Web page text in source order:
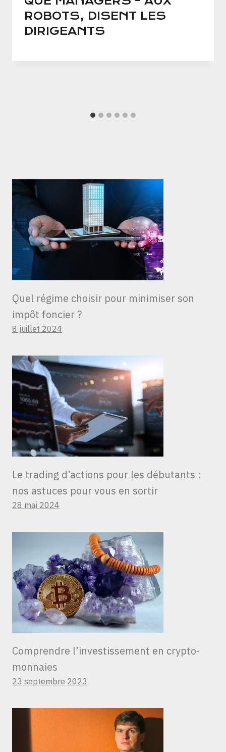
ROBOTS, DISENT LES
DIRIGEANTS
Quel régime choisir pour minimiser son
impôt foncier ?
8 juillet 2024
Le trading d’actions pour les débutants :
nos astuces pour vous en sortir
28 mai 2024
Comprendre l’investissement en crypto-
monnaies
23 septembre 2023